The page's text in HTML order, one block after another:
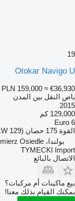
19
Otokar Navigo U
PLN 159,000 ≈ €36,930
باص النقل بين المدن
2015
129,000 كم
Euro 6
القوة 175 حصان (129 kW)
بولندا، Skarbimierz Osiedle
TYMECKI Import
الاتصال بالبائع
بيع ماكينات أم مركبات؟
يمكنك القيام بذلك معنا!